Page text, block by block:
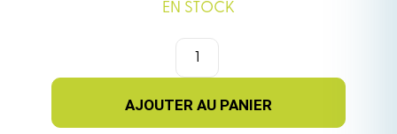
EN STOCK
QUANTITÉ
PNEU
SCHWALBE
'EDDY
AJOUTER AU PANIER